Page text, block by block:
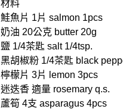
材料
鮭魚片 1片 salmon 1pcs
奶油 20公克 butter 20g
鹽 1/4茶匙 salt 1/4tsp.
黑胡椒粉 1/4茶匙 black
檸檬片 3片 lemon 3pcs
迷迭香 適量 rosemary q.s.
蘆筍 4支 asparagus 4pcs